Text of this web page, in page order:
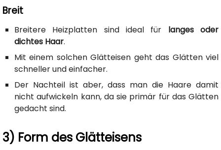
Breit
Breitere Heizplatten sind ideal für langes oder
dichtes Haar.
Mit einem solchen Glätteisen geht das Glätten viel
schneller und einfacher.
Der Nachteil ist aber, dass man die Haare damit
nicht aufwickeln kann, da sie primär für das Glätten
gedacht sind.
3) Form des Glätteisens